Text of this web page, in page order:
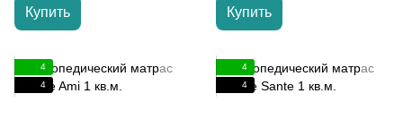
Купить Купить
4
4
4
4